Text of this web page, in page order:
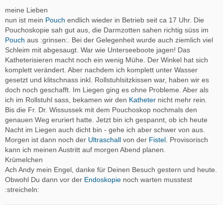
meine Lieben
nun ist mein Pouch endlich wieder in Betrieb seit ca 17 Uhr. Die
Pouchoskopie sah gut aus, die Darmzotten sahen richtig süss im
Pouch aus :grinsen:. Bei der Gelegenheit wurde auch ziemlich viel
Schleim mit abgesaugt. War wie Unterseeboote jagen! Das
Katheterisieren macht noch ein wenig Mühe. Der Winkel hat sich
komplett verändert. Aber nachdem ich komplett unter Wasser
gesetzt und klitschnass inkl. Rollstuhlsitzkissen war, haben wir es
doch noch geschafft. Im Liegen ging es ohne Probleme. Aber als
ich im Rollstuhl sass, bekamen wir den Katheter nicht mehr rein.
Bis die Fr. Dr. Wissussek mit dem Pouchoskop nochmals den
genauen Weg eruriert hatte. Jetzt bin ich gespannt, ob ich heute
Nacht im Liegen auch dicht bin - gehe ich aber schwer von aus.
Morgen ist dann noch der Ultraschall von der Fistel . Provisorisch
kann ich meinen Austritt auf morgen Abend planen.
Krümelchen
Ach Andy mein Engel, danke für Deinen Besuch gestern und heute.
Obwohl Du dann vor der Endoskopie noch warten musstest
:streicheln: